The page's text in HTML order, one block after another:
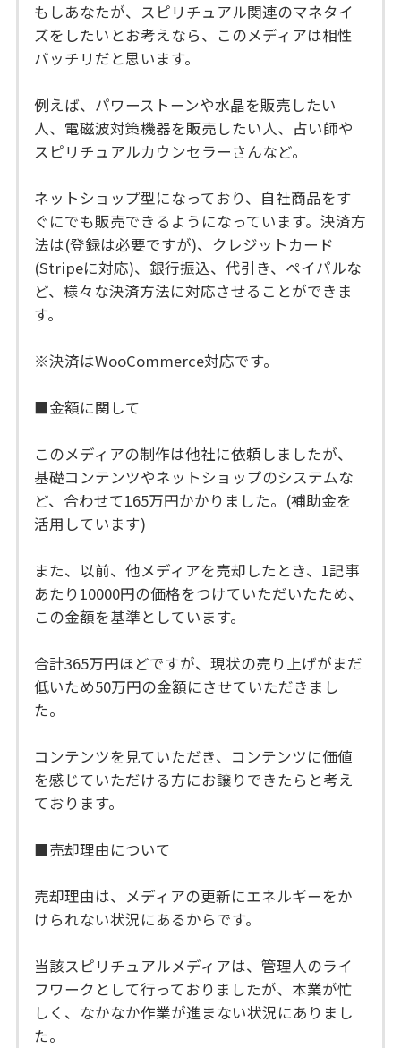
もしあなたが、スピリチュアル関連のマネタイ
ズをしたいとお考えなら、このメディアは相性
バッチリだと思います。
例えば、パワーストーンや水晶を販売したい
人、電磁波対策機器を販売したい人、占い師や
スピリチュアルカウンセラーさんなど。
ネットショップ型になっており、自社商品をす
ぐにでも販売できるようになっています。決済方
法は(登録は必要ですが)、クレジットカード
(Stripeに対応)、銀行振込、代引き、ペイパルな
ど、様々な決済方法に対応させることができま
す。
※決済はWooCommerce対応です。
■金額に関して
このメディアの制作は他社に依頼しましたが、
基礎コンテンツやネットショップのシステムな
ど、合わせて165万円かかりました。(補助金を
活用しています)
また、以前、他メディアを売却したとき、1記事
あたり10000円の価格をつけていただいたため、
この金額を基準としています。
合計365万円ほどですが、現状の売り上げがまだ
低いため50万円の金額にさせていただきまし
た。
コンテンツを見ていただき、コンテンツに価値
を感じていただける方にお譲りできたらと考え
ております。
■売却理由について
売却理由は、メディアの更新にエネルギーをか
けられない状況にあるからです。
当該スピリチュアルメディアは、管理人のライ
フワークとして行っておりましたが、本業が忙
しく、なかなか作業が進まない状況にありまし
た。